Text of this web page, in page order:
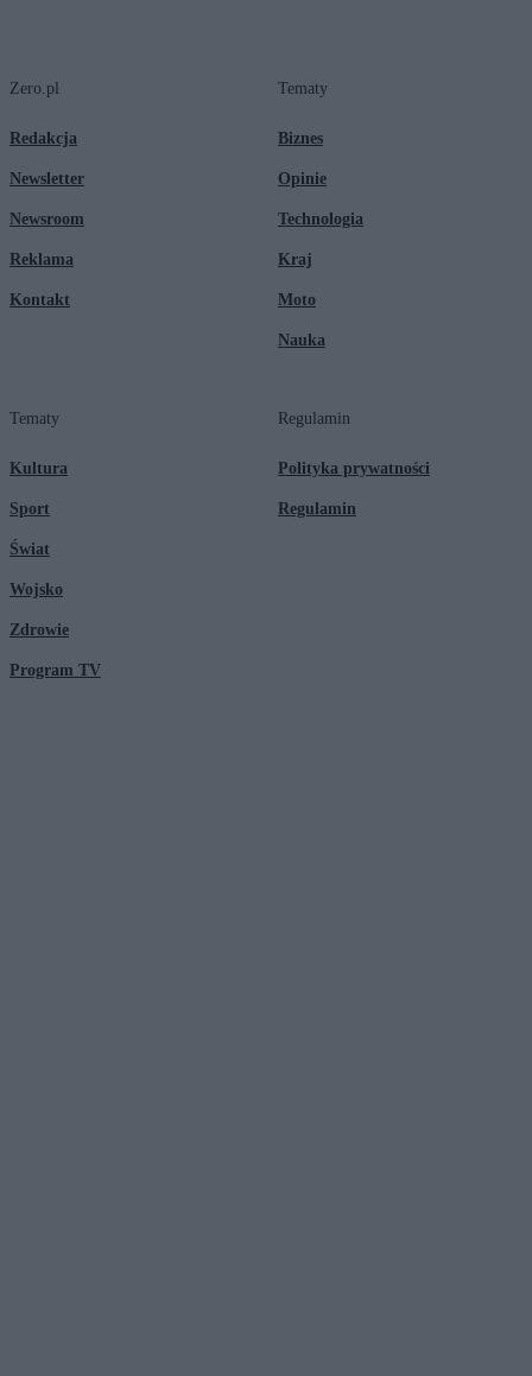
Zero.pl
Redakcja
Newsletter
Newsroom
Reklama
Kontakt
Tematy
Biznes
Opinie
Technologia
Kraj
Moto
Nauka
Tematy
Kultura
Sport
Świat
Wojsko
Zdrowie
Program TV
Regulamin
Polityka prywatności
Regulamin